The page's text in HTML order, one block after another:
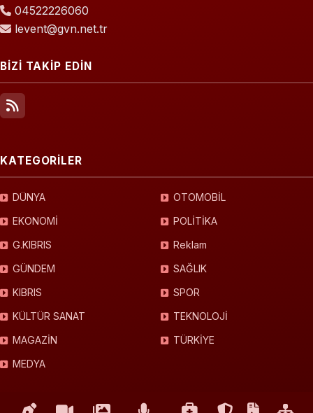
04522226060
levent@gvn.net.tr
BİZİ TAKİP EDİN
KATEGORİLER
DÜNYA
EKONOMİ
G.KIBRIS
GÜNDEM
KIBRIS
KÜLTÜR SANAT
MAGAZİN
MEDYA
OTOMOBİL
POLİTİKA
Reklam
SAĞLIK
SPOR
TEKNOLOJİ
TÜRKİYE